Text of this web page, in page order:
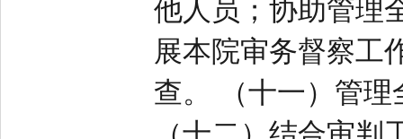
展本院审务督察工
查。 （十一）管